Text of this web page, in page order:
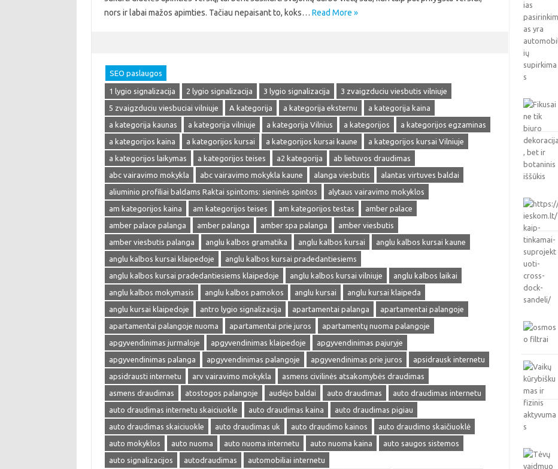
nors ir labai mažos apimties. Tačiau nepaisant to, koks… Read More »
SEO paslaugos
1 lygio signalizacija 2 lygio signalizacija 3 lygio signalizacija
3 zvaigzduciu viesbutis vilniuje
5 zvaigzduciu viesbuciai vilniuje
A kategorija a kategorija eksternu
a kategorija kaina
a kategorija kaunas
a kategorija vilniuje a kategorija Vilnius a kategorijos
a kategorijos egzaminas
a kategorijos kaina
a kategorijos kursai a kategorijos kursai kaune
a kategorijos kursai Vilniuje
a kategorijos laikymas
a kategorijos teises a2 kategorija
ab lietuvos draudimas
abc vairavimo mokykla
abc vairavimo mokykla kaune alanga viesbutis
alantas virtuves baldai
aliuminio profiliai baldams Raktai spintoms: sieninės spintos
alytaus vairavimo mokyklos
am kategorijos kaina
am kategorijos teises am kategorijos testas
amber palace
amber palace palanga
amber palanga amber spa palanga
amber viesbutis
amber viesbutis palanga
anglu kalbos gramatika anglu kalbos kursai
anglu kalbos kursai kaune
anglu kalbos kursai klaipedoje
anglu kalbos kursai pradedantiesiems
anglu kalbos kursai pradedantiesiems klaipedoje
anglu kalbos kursai vilniuje
anglu kalbos laikai
anglu kalbos mokymasis
anglu kalbos pamokos anglu kursai
anglu kursai klaipeda
anglu kursai klaipedoje
antro lygio signalizacija apartamentai palanga
apartamentai palangoje
apartamentai palangoje nuoma
apartamentai prie juros
apartamentų nuoma palangoje
apgyvendinimas jurmaloje
apgyvendinimas klaipedoje
apgyvendinimas pajuryje
apgyvendinimas palanga
apgyvendinimas palangoje apgyvendinimas prie juros
apsidrausk internetu
apsidrausti internetu
arv vairavimo mokykla
asmens civilinės atsakomybės draudimas
asmens draudimas
atostogos palangoje audėjo baldai auto draudimas
auto draudimas internetu
auto draudimas internetu skaiciuokle
auto draudimas kaina
auto draudimas pigiau
auto draudimas skaiciuokle
auto draudimas uk auto draudimo kainos
auto draudimo skaičiuoklė
auto mokyklos
auto nuoma auto nuoma internetu auto nuoma kaina
auto saugos sistemos
auto signalizacijos
autodraudimas
automobiliai internetu